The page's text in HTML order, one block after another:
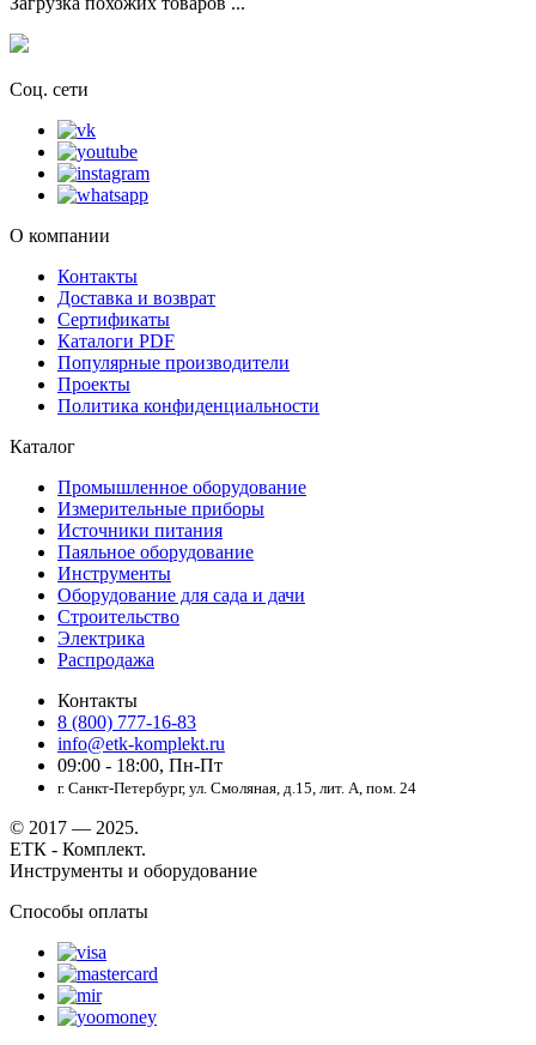
Соц. сети
О компании
Контакты
Доставка и возврат
Сертификаты
Каталоги PDF
Популярные производители
Проекты
Политика конфиденциальности
Каталог
Промышленное оборудование
Измерительные приборы
Источники питания
Паяльное оборудование
Инструменты
Оборудование для сада и дачи
Строительство
Электрика
Распродажа
Контакты
8 (800) 777-16-83
info@etk-komplekt.ru
09:00 - 18:00, Пн-Пт
г. Санкт-Петербург, ул. Смоляная, д.15, лит. А, пом. 24
© 2017 — 2025.
ЕТК - Комплект.
Инструменты и оборудование
Способы оплаты